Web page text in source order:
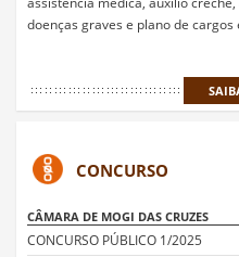
doenças graves e plano de cargos
CONCURSO
CÂMARA DE MOGI DAS CRUZES
CONCURSO PÚBLICO 1/2025